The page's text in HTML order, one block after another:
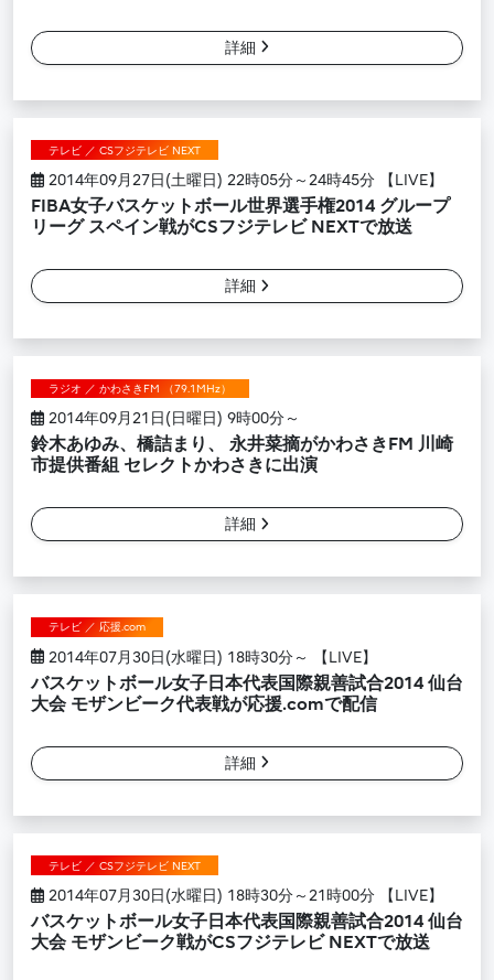
詳細
テレビ ／ CSフジテレビ NEXT
2014年09月27日(土曜日) 22時05分～24時45分 【LIVE】
FIBA女子バスケットボール世界選手権2014 グループ
リーグ スペイン戦がCSフジテレビ NEXTで放送
詳細
ラジオ ／ かわさきFM （79.1MHz）
2014年09月21日(日曜日) 9時00分～
鈴木あゆみ、橋詰まり、 永井菜摘がかわさきFM 川崎
市提供番組 セレクトかわさきに出演
詳細
テレビ ／ 応援.com
2014年07月30日(水曜日) 18時30分～ 【LIVE】
バスケットボール女子日本代表国際親善試合2014 仙台
大会 モザンビーク代表戦が応援.comで配信
詳細
テレビ ／ CSフジテレビ NEXT
2014年07月30日(水曜日) 18時30分～21時00分 【LIVE】
バスケットボール女子日本代表国際親善試合2014 仙台
大会 モザンビーク戦がCSフジテレビ NEXTで放送